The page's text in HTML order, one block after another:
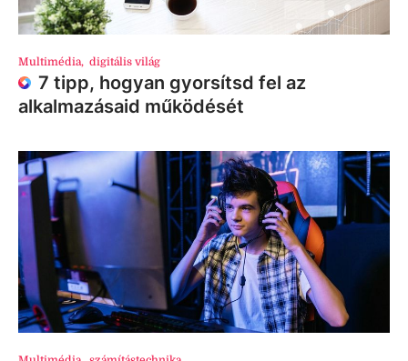
Multimédia, digitális világ
7 tipp, hogyan gyorsítsd fel az
alkalmazásaid működését